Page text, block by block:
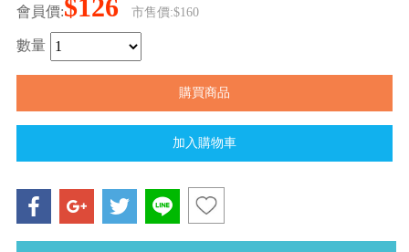
會員價:$126 市售價:$160
數量